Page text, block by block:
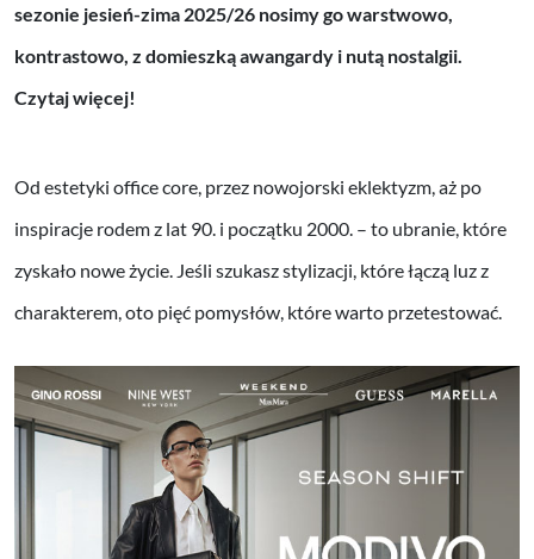
sezonie jesień-zima 2025/26 nosimy go warstwowo,
kontrastowo, z domieszką awangardy i nutą nostalgii.
Czytaj więcej!
Od estetyki office core, przez nowojorski eklektyzm, aż po
inspiracje rodem z lat 90. i początku 2000. – to ubranie, które
zyskało nowe życie. Jeśli szukasz stylizacji, które łączą luz z
charakterem, oto pięć pomysłów, które warto przetestować.